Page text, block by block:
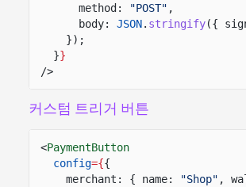
method:
"POST" ,
body:
JSON. stringify({
});
}}
/>
커스텀 트리거 버튼
<PaymentButton
config={{
merchant: { name:
"Shop" ,